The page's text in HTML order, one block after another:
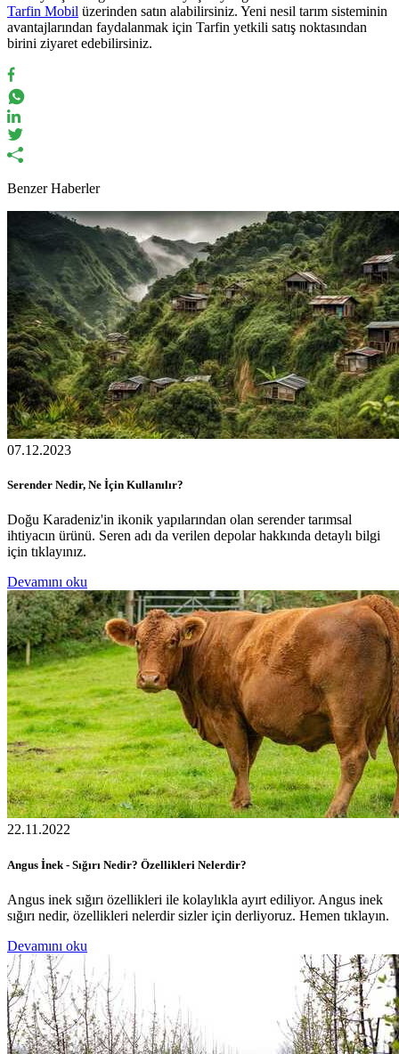
Tarfin Mobil üzerinden satın alabilirsiniz. Yeni nesil tarım sisteminin
avantajlarından faydalanmak için Tarfin yetkili satış noktasından
birini ziyaret edebilirsiniz.
Benzer Haberler
07.12.2023
Serender Nedir, Ne İçin Kullanılır?
Doğu Karadeniz'in ikonik yapılarından olan serender tarımsal
ihtiyacın ürünü. Seren adı da verilen depolar hakkında detaylı bilgi
için tıklayınız.
Devamını oku
22.11.2022
Angus İnek - Sığırı Nedir? Özellikleri Nelerdir?
Angus inek sığırı özellikleri ile kolaylıkla ayırt ediliyor. Angus inek
sığırı nedir, özellikleri nelerdir sizler için derliyoruz. Hemen tıklayın.
Devamını oku